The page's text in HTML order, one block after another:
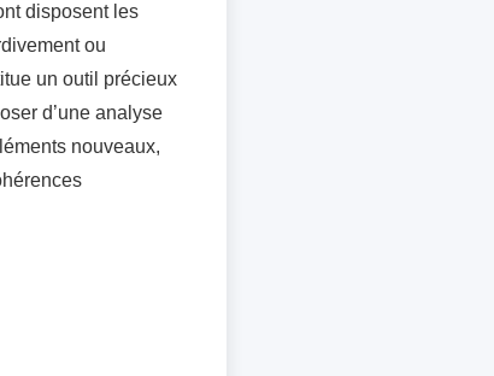
disposent les
ou
un outil précieux
d’une analyse
nouveaux,